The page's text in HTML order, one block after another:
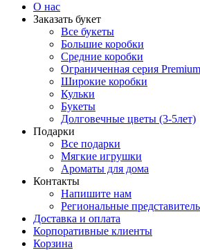
О нас
Заказать букет
Все букеты
Большие коробки
Средние коробки
Ограниченная серия Premium
Широкие коробки
Кульки
Букеты
Долговечные цветы (3-5лет)
Подарки
Все подарки
Мягкие игрушки
Ароматы для дома
Контакты
Напишите нам
Региональные
Доставка и оплата
Корпоративные клиенты
Корзина